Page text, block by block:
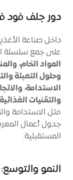
دور جلف فود
داخل صناعة
على جمع سلسلة
المواد الخام،
وحلول التعبئة
الاستدامة،
والتقنيات الغذائية
مثل الاستدامة
جدول أعمال
المستقبلية.
النمو